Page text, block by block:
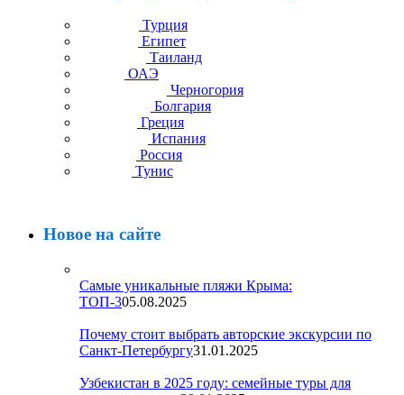
Турция
Египет
Таиланд
ОАЭ
Черногория
Болгария
Греция
Испания
Россия
Тунис
Новое на сайте
Самые уникальные пляжи Крыма:
ТОП-305.08.2025
Почему стоит выбрать авторские экскурсии по
Санкт-Петербургу31.01.2025
Узбекистан в 2025 году: семейные туры для